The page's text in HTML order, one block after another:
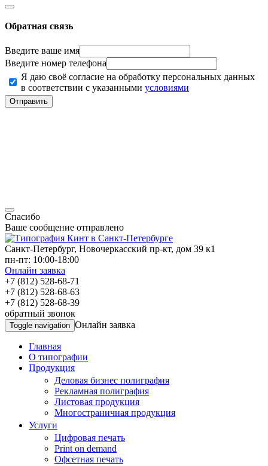
Обратная связь
Введите ваше имя
Введите номер телефона
Я даю своё согласие на обработку персональных данных
в соответствии с указанными условиями
Отправить
Спасибо
Ваше сообщение отправлено
Санкт-Петербург, Новочеркасский пр-кт, дом 39 к1
пн-пт: 10:00-18:00
Онлайн заявка
+7 (812) 528-68-71
+7 (812) 528-68-63
+7 (812) 528-68-39
обратный звонок
Toggle navigation Онлайн заявка
Главная
О типографии
Продукция
Деловая бизнес полиграфия
Рекламная полиграфия
Листовая продукция
Многостраничная продукция
Услуги
Цифровая печать
Print on demand
Офсетная печать